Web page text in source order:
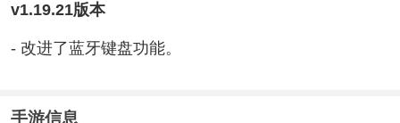
v1.19.21版本
- 改进了蓝牙键盘功能。
手游信息